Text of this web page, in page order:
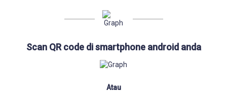
Scan QR code di smartphone android anda
Atau